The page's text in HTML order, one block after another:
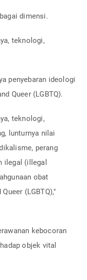
dimensi.
teknologi,
penyebaran ideologi
Queer (LGBTQ).
teknologi,
lunturnya nilai
perang
ilegal (illegal
obat
(LGBTQ),"
kebocoran
objek vital